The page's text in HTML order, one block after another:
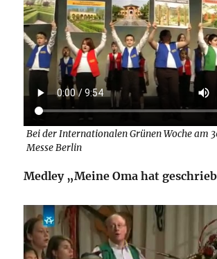
Bei der Internationalen Grünen Woche am
Messe Berlin
Medley „Meine Oma hat